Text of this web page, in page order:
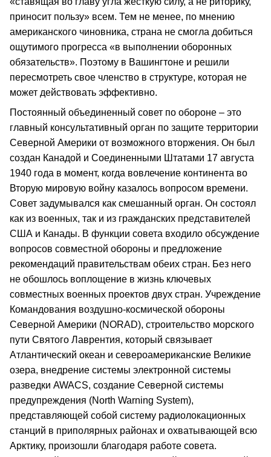
приносит пользу» всем. Тем не менее, по мнению
американского чиновника, страна не смогла добиться
ощутимого прогресса «в выполнении оборонных
обязательств». Поэтому в Вашингтоне и решили
пересмотреть свое членство в структуре, которая не
может действовать эффективно.
Постоянный объединенный совет по обороне – это
главный консультативный орган по защите территории
Северной Америки от возможного вторжения. Он был
создан Канадой и Соединенными Штатами 17 августа
1940 года в момент, когда вовлечение континента во
Вторую мировую войну казалось вопросом времени.
Совет задумывался как смешанный орган. Он состоял
как из военных, так и из гражданских представителей
США и Канады. В функции совета входило обсуждение
вопросов совместной обороны и предложение
рекомендаций правительствам обеих стран. Без него
не обошлось воплощение в жизнь ключевых
совместных военных проектов двух стран. Учреждение
Командования воздушно-космической обороны
Северной Америки (NORAD), строительство морского
пути Святого Лаврентия, который связывает
Атлантический океан и североамериканские Великие
озера, внедрение системы электронной системы
разведки AWACS, создание Северной системы
предупреждения (North Warning System),
представляющей собой систему радиолокационных
станций в приполярных районах и охватывающей всю
Арктику, произошли благодаря работе совета.